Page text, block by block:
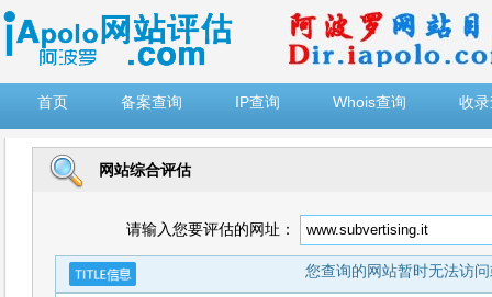
首页
备案查询 IP查询 Whois查询 收
网站综合评估
请输入您要评估的网址：
您查询的网站暂时无法访